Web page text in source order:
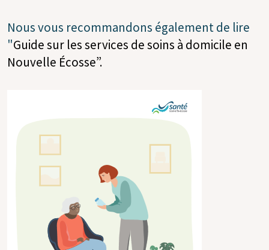
Nous vous recommandons également de lire
"Guide sur les services de soins à domicile en
Nouvelle Écosse”.